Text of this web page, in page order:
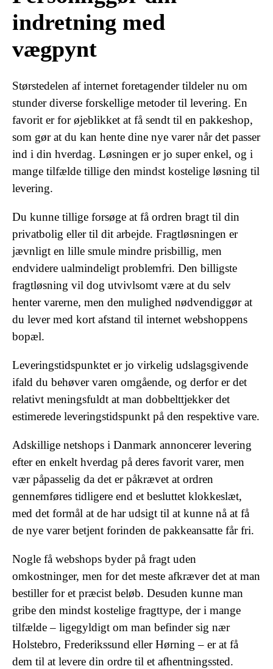
indretning med
vægpynt
Størstedelen af internet foretagender tildeler nu om
stunder diverse forskellige metoder til levering. En
favorit er for øjeblikket at få sendt til en pakkeshop,
som gør at du kan hente dine nye varer når det passer
ind i din hverdag. Løsningen er jo super enkel, og i
mange tilfælde tillige den mindst kostelige løsning til
levering.
Du kunne tillige forsøge at få ordren bragt til din
privatbolig eller til dit arbejde. Fragtløsningen er
jævnligt en lille smule mindre prisbillig, men
endvidere ualmindeligt problemfri. Den billigste
fragtløsning vil dog utvivlsomt være at du selv
henter varerne, men den mulighed nødvendiggør at
du lever med kort afstand til internet webshoppens
bopæl.
Leveringstidspunktet er jo virkelig udslagsgivende
ifald du behøver varen omgående, og derfor er det
relativt meningsfuldt at man dobbelttjekker det
estimerede leveringstidspunkt på den respektive vare.
Adskillige netshops i Danmark annoncerer levering
efter en enkelt hverdag på deres favorit varer, men
vær påpasselig da det er påkrævet at ordren
gennemføres tidligere end et besluttet klokkeslæt,
med det formål at de har udsigt til at kunne nå at få
de nye varer betjent forinden de pakkeansatte får fri.
Nogle få webshops byder på fragt uden
omkostninger, men for det meste afkræver det at man
bestiller for et præcist beløb. Desuden kunne man
gribe den mindst kostelige fragttype, der i mange
tilfælde – ligegyldigt om man befinder sig nær
Holstebro, Frederikssund eller Hørning – er at få
dem til at levere din ordre til et afhentningssted.